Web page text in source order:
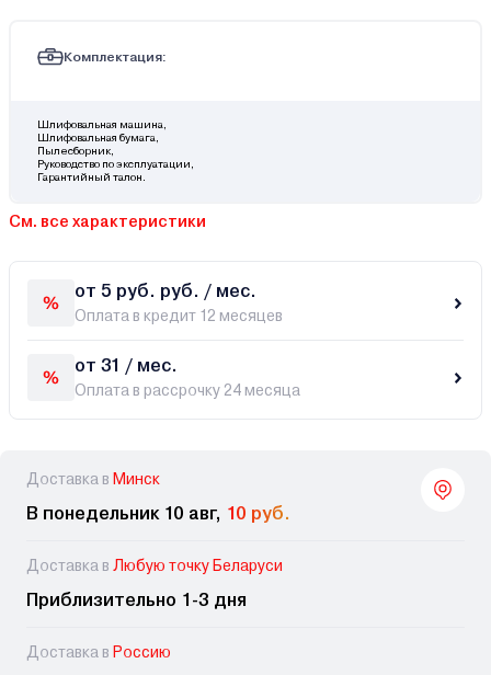
Комплектация:
Шлифовальная машина,
Шлифовальная бумага,
Пылесборник,
Руководство по эксплуатации,
Гарантийный талон.
См. все характеристики
от 5 руб. руб. / мес.
Оплата в кредит 12 месяцев
от 31 / мес.
Оплата в рассрочку 24 месяца
Доставка в Минск
В понедельник 10 авг, 10 руб.
Доставка в Любую точку Беларуси
Приблизительно 1-3 дня
Доставка в Россию